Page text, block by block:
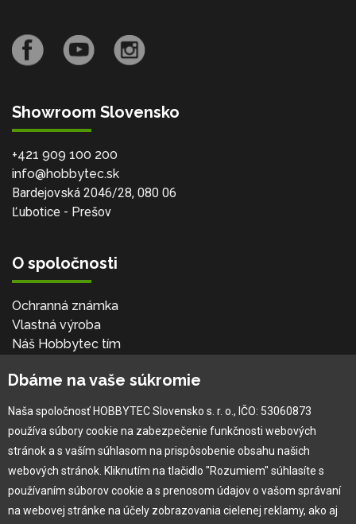
Showroom Slovensko
+421 909 100 200
info@hobbytec.sk
Bardejovská 2046/28, 080 06
Ľubotice - Prešov
O spoločnosti
Ochranná známka
Vlastná výroba
Náš Hobbytec tím
Naša história
Pre zákazníka
Garancia najlepšej ceny
Užívateľský manuál
Dbáme na vaše súkromie
Naša spoločnosť HOBBYTEC Slovensko s. r. o., IČO: 53060873
používa súbory cookie na zabezpečenie funkčnosti webových
stránok a s vaším súhlasom na prispôsobenie obsahu našich
webových stránok. Kliknutím na tlačidlo "Rozumiem" súhlasíte s
používaním súborov cookie a s prenosom údajov o vašom správaní
na webovej stránke na účely zobrazovania cielenej reklamy, ako aj